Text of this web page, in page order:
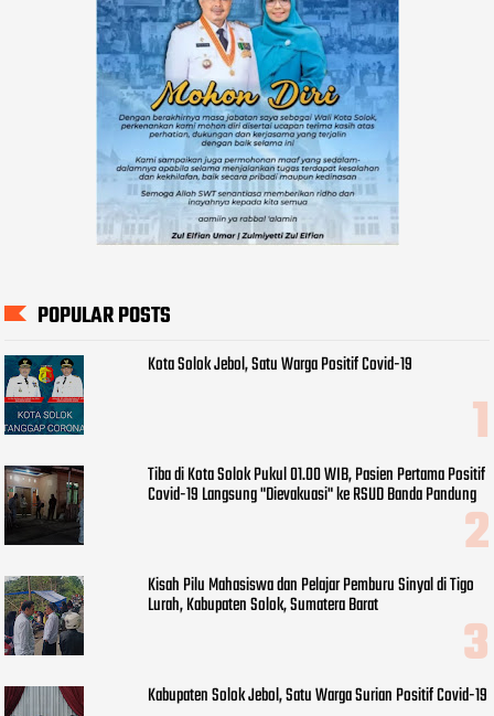
POPULAR POSTS
Kota Solok Jebol, Satu Warga Positif Covid-19
Tiba di Kota Solok Pukul 01.00 WIB, Pasien Pertama Positif
Covid-19 Langsung "Dievakuasi" ke RSUD Banda Pandung
Kisah Pilu Mahasiswa dan Pelajar Pemburu Sinyal di Tigo
Lurah, Kabupaten Solok, Sumatera Barat
Kabupaten Solok Jebol, Satu Warga Surian Positif Covid-19